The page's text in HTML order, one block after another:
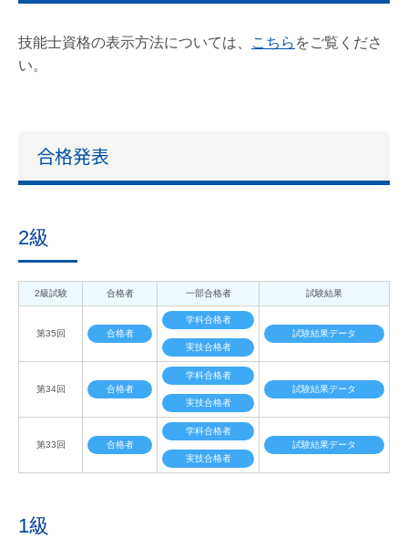
技能士資格の表示方法については、 こちら をご覧くださ
い。
合格発表
2級
2級試験 合格者 一部合格者 試験結果
第35回 合格者
学科合格者
実技合格者
試験結果データ
第34回 合格者
学科合格者
実技合格者
試験結果データ
第33回 合格者
学科合格者
実技合格者
試験結果データ
1級